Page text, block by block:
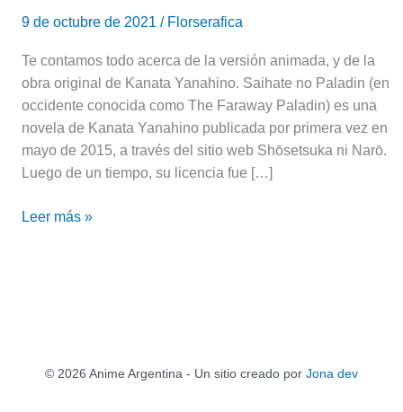
9 de octubre de 2021 / Florserafica
Te contamos todo acerca de la versión animada, y de la
obra original de Kanata Yanahino. Saihate no Paladin (en
occidente conocida como The Faraway Paladin) es una
novela de Kanata Yanahino publicada por primera vez en
mayo de 2015, a través del sitio web Shōsetsuka ni Narō.
Luego de un tiempo, su licencia fue […]
Leer más »
© 2026 Anime Argentina - Un sitio creado por Jona dev